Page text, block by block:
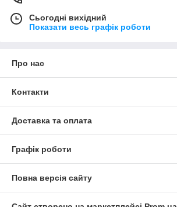
Сьогодні вихідний
Показати весь графік роботи
Про нас
Контакти
Доставка та оплата
Графік роботи
Повна версія сайту